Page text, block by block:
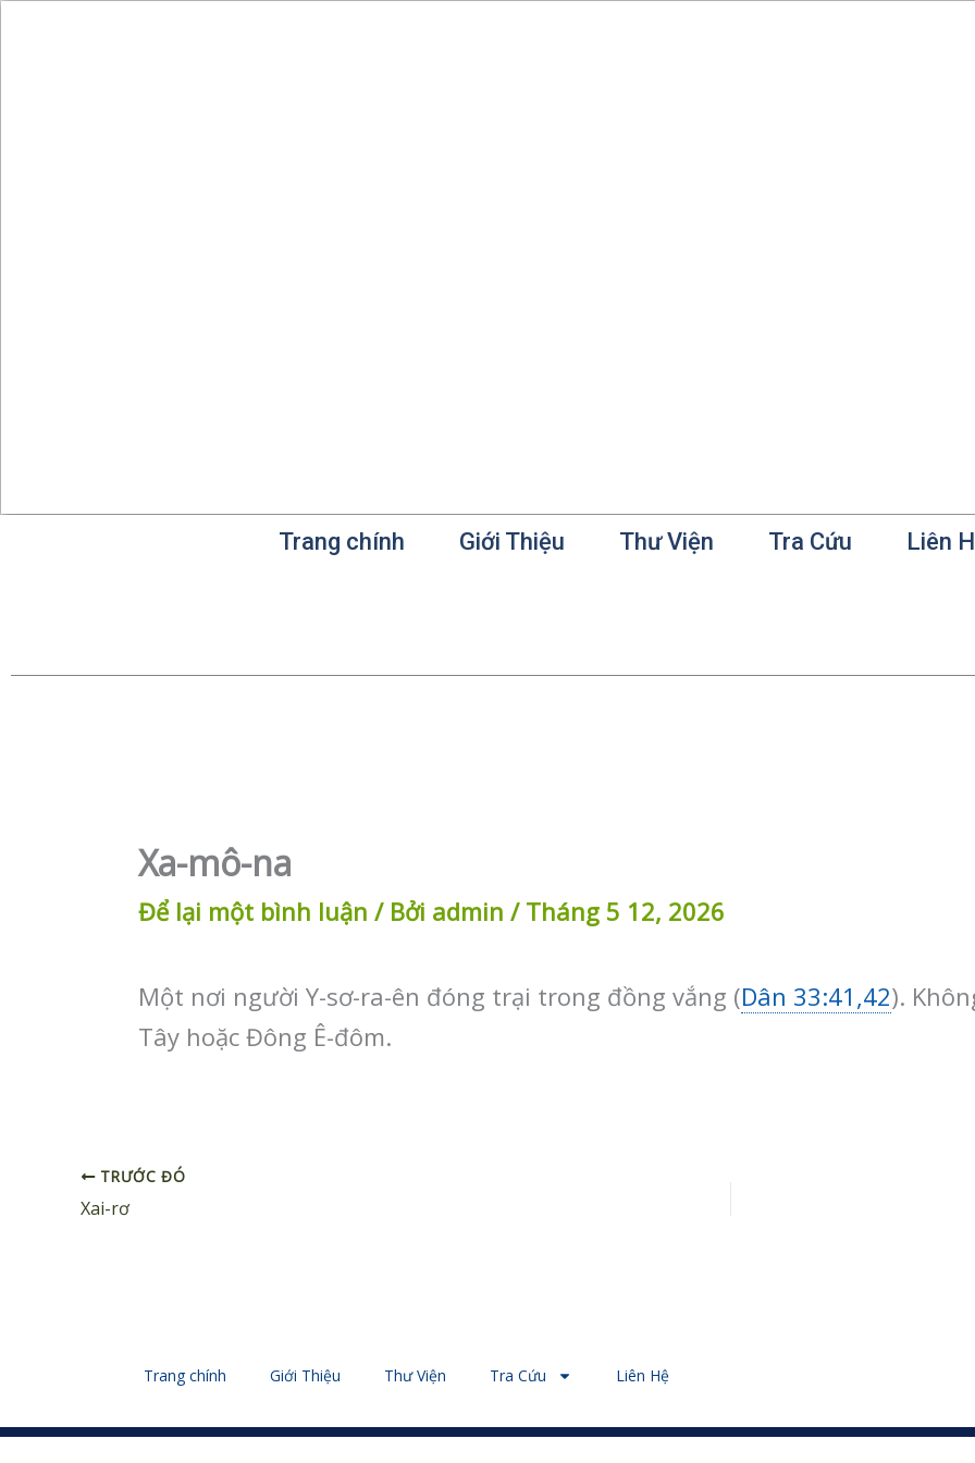
Trang chính Giới Thiệu Thư Viện Tra Cứu Liên
Xa-mô-na
Để lại một bình luận / Bởi admin / Tháng 5 12, 2026
Một nơi người Y-sơ-ra-ên đóng trại trong đồng vắng (Dân 33:41,42).
Tây hoặc Đông Ê-đôm.
TRƯỚC ĐÓ
Xai-rơ
Trang chính Giới Thiệu Thư Viện Tra Cứu Liên Hệ